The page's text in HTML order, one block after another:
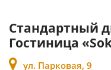
Стандартный
Гостиница
ул. Парковая, 9